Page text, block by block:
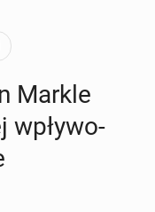
Markle
wpły­wo­